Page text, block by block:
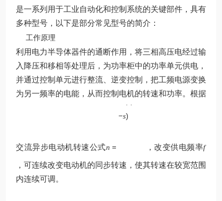
是一系列用于工业自动化和控制系统的关键部件，具有
多种型号，以下是部分常见型号的简介：
工作原理
利用电力半导体器件的通断作用，将三相高压电经过输
入降压和移相等处理后，为功率柜中的功率单元供电，
并通过控制单元进行整流、逆变控制，把工频电源变换
为另一频率的电能，从而控制电机的转速和功率。根据
交流异步电动机转速公式n =
p
−s)
，改变供电频率f
，可连续改变电动机的同步转速，使其转速在较宽范围
内连续可调。